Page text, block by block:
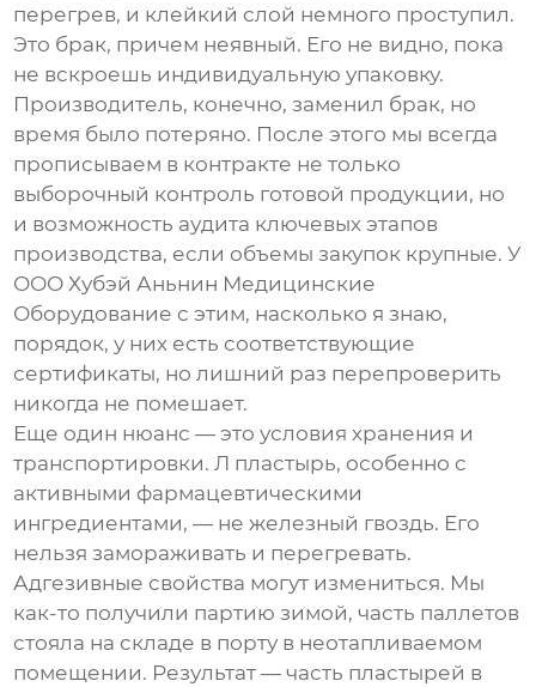
перегрев, и клейкий слой немного проступил.
Это брак, причем неявный. Его не видно, пока
не вскроешь индивидуальную упаковку.
Производитель, конечно, заменил брак, но
время было потеряно. После этого мы всегда
прописываем в контракте не только
выборочный контроль готовой продукции, но
и возможность аудита ключевых этапов
производства, если объемы закупок крупные. У
ООО Хубэй Аньнин Медицинские
Оборудование с этим, насколько я знаю,
порядок, у них есть соответствующие
сертификаты, но лишний раз перепроверить
никогда не помешает.
Еще один нюанс — это условия хранения и
транспортировки.Л пластырь, особенно с
активными фармацевтическими
ингредиентами, — не железный гвоздь. Его
нельзя замораживать и перегревать.
Адгезивные свойства могут измениться. Мы
как-то получили партию зимой, часть паллетов
стояла на складе в порту в неотапливаемом
помещении. Результат — часть пластырей в